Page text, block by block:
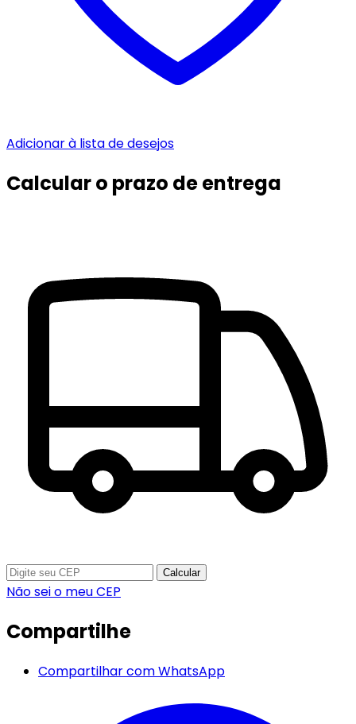
Adicionar à lista de desejos
Calcular o prazo de entrega
Calcular
Não sei o meu CEP
Compartilhe
Compartilhar com WhatsApp